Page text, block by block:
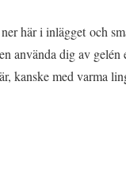
här i inlägget och
använda dig av
kanske med varma